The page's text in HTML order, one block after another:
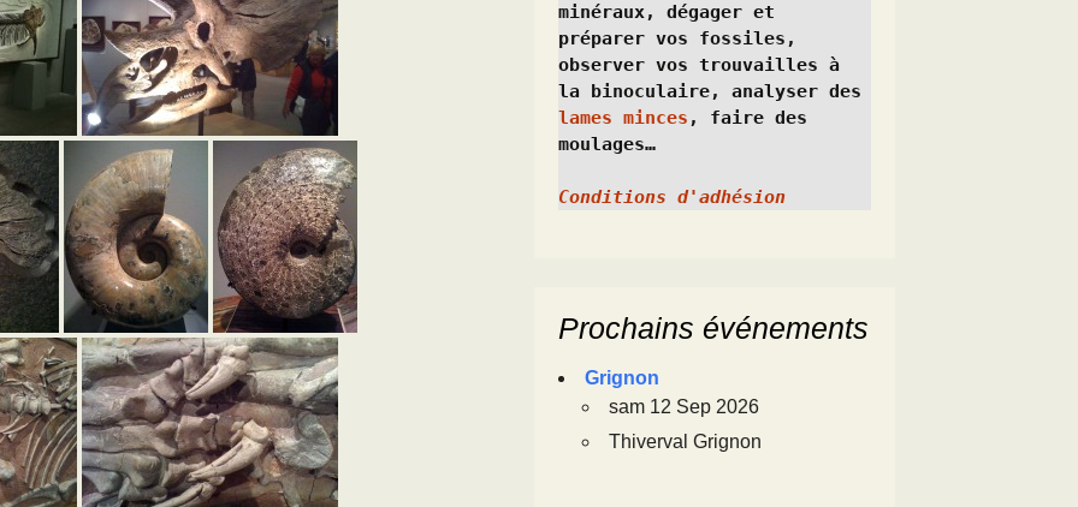
minéraux, dégager et
préparer vos fossiles,
observer vos trouvailles à
lames minces , faire des
moulages…
Conditions d'adhésion
Prochains événements
Grignon
sam 12 Sep 2026
Thiverval Grignon